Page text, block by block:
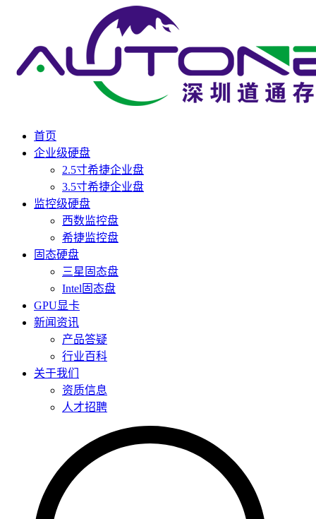
首页
企业级硬盘
2.5寸希捷企业盘
3.5寸希捷企业盘
监控级硬盘
西数监控盘
希捷监控盘
固态硬盘
三星固态盘
Intel固态盘
GPU显卡
新闻资讯
产品答疑
行业百科
关于我们
资质信息
人才招聘